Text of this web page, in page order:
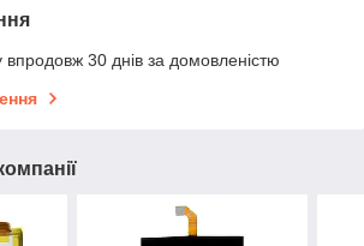
30 днів за домовленістю